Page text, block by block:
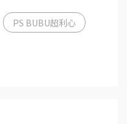
PS BUBU超利心